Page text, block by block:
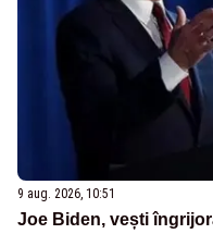
9 aug. 2026, 10:51
Joe Biden, vești